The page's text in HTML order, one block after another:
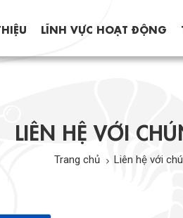
LĨNH VỰC HOẠT ĐỘNG
LIÊN HỆ VỚI
Trang chủ Liên hệ với